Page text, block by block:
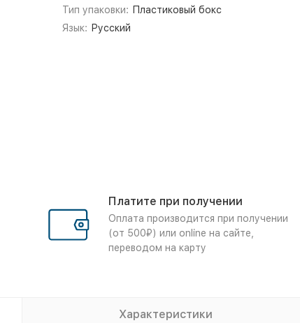
Тип упаковки: Пластиковый бокс
Язык: Русский
Платите при получении
Оплата производится при получении
(от 500₽) или online на сайте,
переводом на карту
Характеристики